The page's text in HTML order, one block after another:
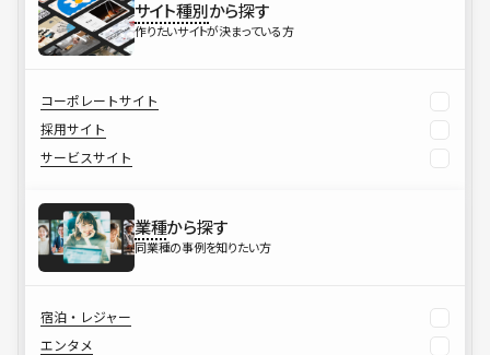
サイト種別から探す
作りたいサイトが決まっている方
コーポレートサイト
採用サイト
サービスサイト
業種から探す
同業種の事例を知りたい方
宿泊・レジャー
エンタメ